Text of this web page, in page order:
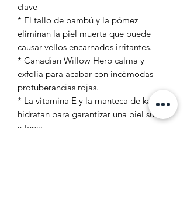
clave
* El tallo de bambú y la pómez
eliminan la piel muerta que puede
causar vellos encarnados irritantes.
* Canadian Willow Herb calma y
exfolia para acabar con incómodas
protuberancias rojas.
* La vitamina E y la manteca de karité
hidratan para garantizar una piel suave
y tersa.